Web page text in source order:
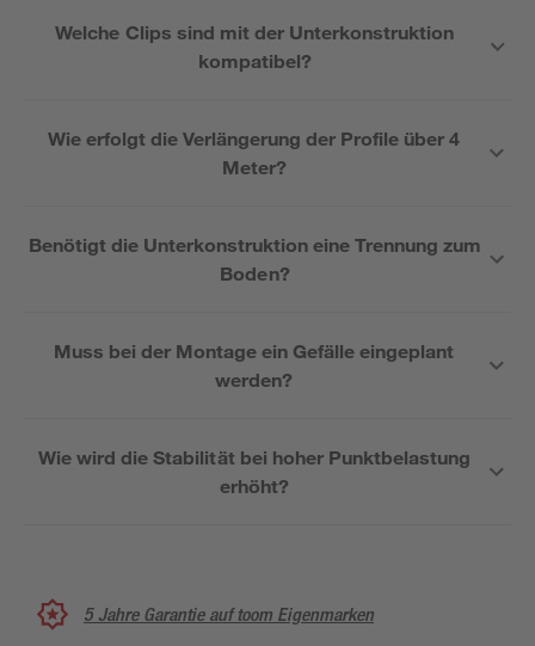
Welche Clips sind mit der Unterkonstruktion
kompatibel?
Wie erfolgt die Verlängerung der Profile über 4
Meter?
Benötigt die Unterkonstruktion eine Trennung zum
Boden?
Muss bei der Montage ein Gefälle eingeplant
werden?
Wie wird die Stabilität bei hoher Punktbelastung
erhöht?
5 Jahre Garantie auf toom Eigenmarken